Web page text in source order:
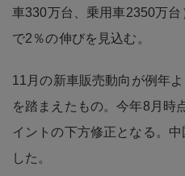
車330万台、乗用車2350万
で2％の伸びを見込む。
11月の新車販売動向が例年
を踏まえたもの。今年8月時
イントの下方修正となる。
した。